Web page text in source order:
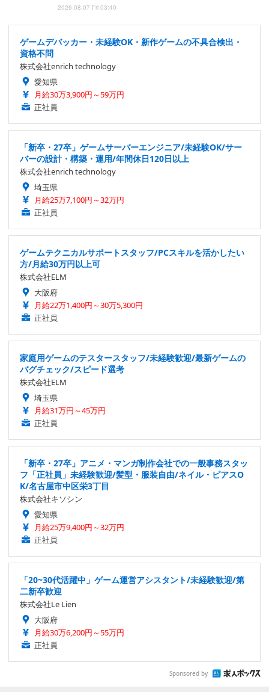
2026.08.07 Fri 03:40
ゲームデバッカー・未経験OK・新作ゲームの不具合検出・
資格不問
株式会社enrich technology
愛知県
月給30万3,900円～59万円
正社員
「新卒・27卒」ゲームサーバーエンジニア/未経験OK/サー
バーの設計・構築・運用/年間休日120日以上
株式会社enrich technology
埼玉県
月給25万7,100円～32万円
正社員
ゲームテクニカルサポートスタッフ/PCスキルを活かしたい
方/月給30万円以上可
株式会社ELM
大阪府
月給22万1,400円～30万5,300円
正社員
家庭用ゲームのテスタースタッフ/未経験歓迎/最新ゲームの
バグチェック/スピード選考
株式会社ELM
埼玉県
月給31万円～45万円
正社員
「新卒・27卒」アニメ・マンガ制作会社での一般事務スタッ
フ「正社員」未経験歓迎/髪型・服装自由/ネイル・ピアスO
K/名古屋市中区栄3丁目
株式会社キソシン
愛知県
月給25万9,400円～32万円
正社員
「20~30代活躍中」ゲーム運営アシスタント/未経験歓迎/第
二新卒歓迎
株式会社Le Lien
大阪府
月給30万6,200円～55万円
正社員
Sponsored by